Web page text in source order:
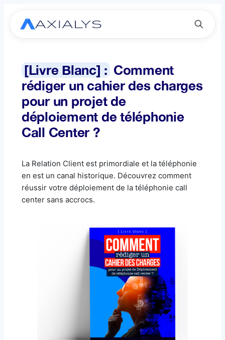
[Livre Blanc] : Comment
rédiger un cahier des charges
pour un projet de
déploiement de téléphonie
Call Center ?
La Relation Client est primordiale et la téléphonie
en est un canal historique. Découvrez comment
réussir votre déploiement de la téléphonie call
center sans accrocs.